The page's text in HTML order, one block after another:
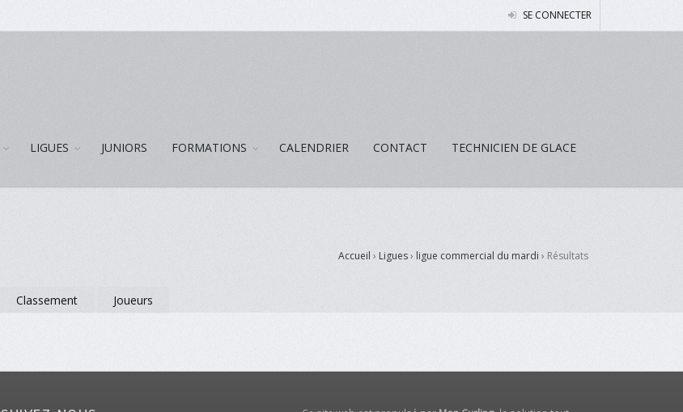
SE CONNECTER
LIGUES JUNIORS FORMATIONS CALENDRIER CONTACT TECHNICIEN DE GLACE
Accueil › Ligues› ligue commercial du mardi › Résultats
Classement Joueurs